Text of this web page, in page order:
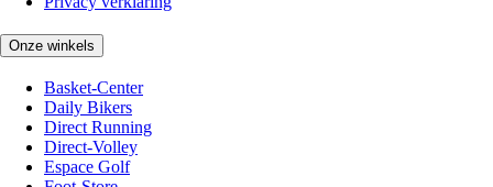
Onze winkels
Basket-Center
Daily Bikers
Direct Running
Direct-Volley
Espace Golf